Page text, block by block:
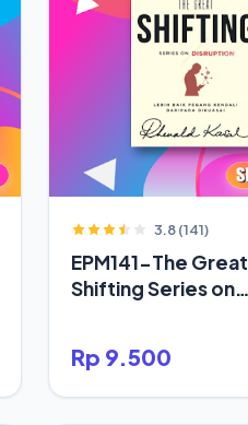
3.8 (141)
EPM141-The Great
Shifting Series on
Rp 9.500